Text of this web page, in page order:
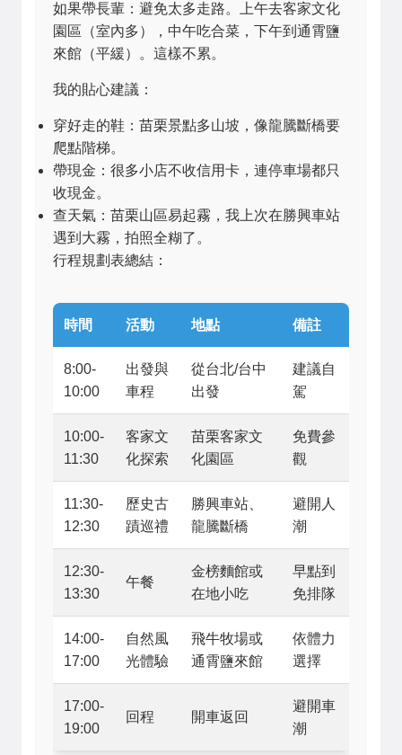
如果帶長輩：避免太多走路。上午去客家文化
園區（室內多），中午吃合菜，下午到通霄鹽
來館（平緩）。這樣不累。
我的貼心建議：
穿好走的鞋：苗栗景點多山坡，像龍騰斷橋要
爬點階梯。
帶現金：很多小店不收信用卡，連停車場都只
收現金。
查天氣：苗栗山區易起霧，我上次在勝興車站
遇到大霧，拍照全糊了。
行程規劃表總結：
時間 活動 地點 備註
8:00-
10:00
出發與
車程
從台北/台中
出發
建議自
駕
10:00-
11:30
客家文
化探索
苗栗客家文
化園區
免費參
觀
11:30-
12:30
歷史古
蹟巡禮
勝興車站、
龍騰斷橋
避開人
潮
12:30-
13:30
午餐
金榜麵館或
在地小吃
早點到
免排隊
14:00-
17:00
自然風
光體驗
飛牛牧場或
通霄鹽來館
依體力
選擇
17:00-
19:00
回程 開車返回
避開車
潮